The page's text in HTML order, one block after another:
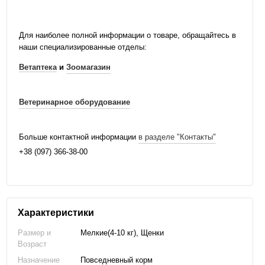
Для наиболее полной информации о товаре, обращайтесь в
наши специализированные отделы:
Ветаптекаи Зоомагазин
Ветеринарное оборудование
Больше контактной информации в разделе "Контакты"
+38 (097) 366-38-00
Характеристики
Размер и
Возраст
Мелкие(4-10 кг), Щенки
Назначение
Повседневный корм